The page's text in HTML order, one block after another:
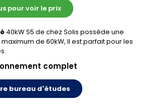
pour voir le prix
40kW S5 de chez Solis possède une
de 60kW, Il est parfait pour les
complet
bureau d'études